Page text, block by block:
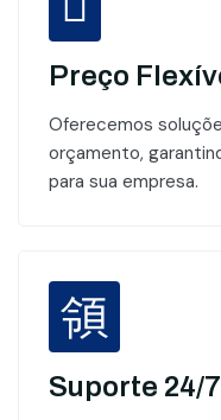
Preço
Oferecemos
orçamento,
para sua empresa.
Suporte 24/7